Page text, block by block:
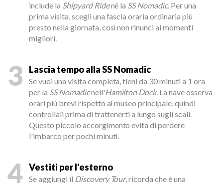
include la Shipyard Ridené la SS Nomadic. Per una
prima visita, scegli una fascia oraria ordinaria più
presto nella giornata, così non rinunci ai momenti
migliori.
3 Lascia tempo alla SS Nomadic
Se vuoi una visita completa, tieni da 30 minuti a 1 ora
per la SS Nomadicnell'Hamilton Dock. La nave osserva
orari più brevi rispetto al museo principale, quindi
controllali prima di trattenerti a lungo sugli scali.
Questo piccolo accorgimento evita di perdere
l'imbarco per pochi minuti.
4 Vestiti per l'esterno
Se aggiungi il Discovery Tour, ricorda che è una